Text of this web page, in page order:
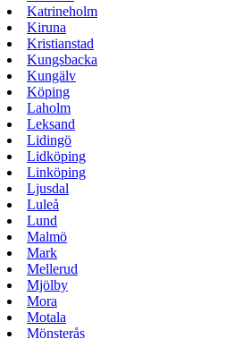
Katrineholm
Kiruna
Kristianstad
Kungsbacka
Kungälv
Köping
Laholm
Leksand
Lidingö
Lidköping
Linköping
Ljusdal
Luleå
Lund
Malmö
Mark
Mellerud
Mjölby
Mora
Motala
Mönsterås